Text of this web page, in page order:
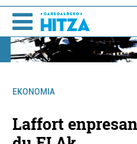
EKONOMIA
Laffort